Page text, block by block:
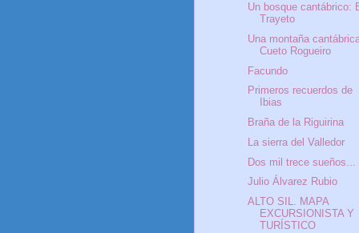
Un bosque cantábrico:
Trayeto
Una montaña
Cueto Rogueiro
Facundo
Primeros recuerdos de
Ibias
Braña de la Riguirina
La sierra del Valledor
Dos mil trece sueños...
Julio Álvarez Rubio
ALTO SIL. MAPA
EXCURSIONISTA Y
TURÍSTICO